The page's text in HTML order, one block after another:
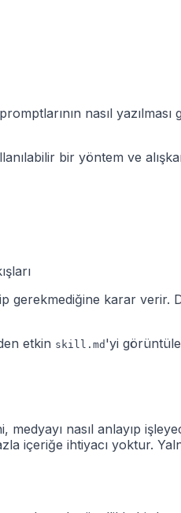
nasıl
bir yöntem ve
karar verir.
etkin skill.md 'yi
nasıl anlayıp
içeriğe ihtiyacı yoktur.